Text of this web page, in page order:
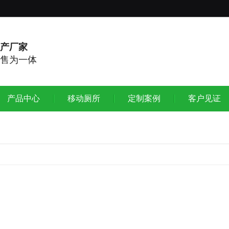
厂家
为一体
产品中心 移动厕所 定制案例 客户见证